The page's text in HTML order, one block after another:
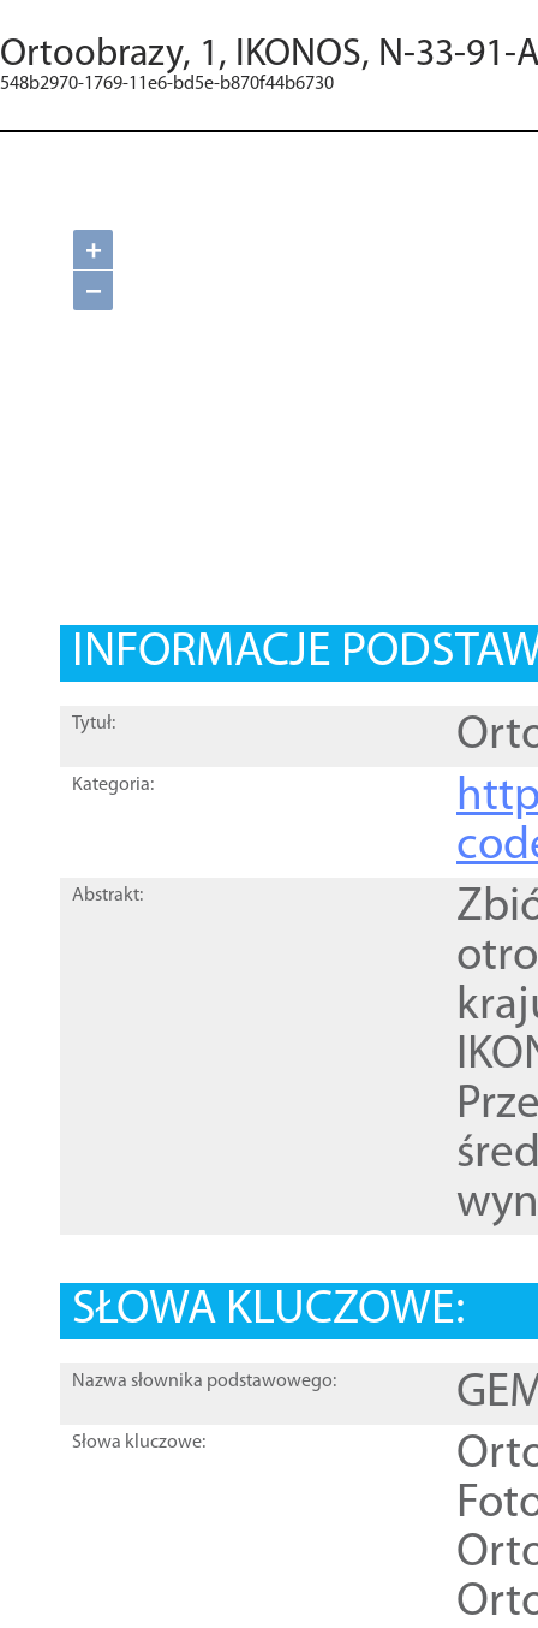
Ortoobrazy, 1, IKONOS, N-33-91-
548b2970-1769-11e6-bd5e-b870f44b6730
+
−
INFORMACJE
Tytuł:
Kategoria:
Abstrakt:
SŁOWA KLUCZOWE:
Nazwa słownika podstawowego:
Słowa kluczowe: